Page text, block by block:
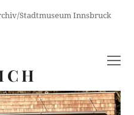
Stadtmuseum Innsbruck